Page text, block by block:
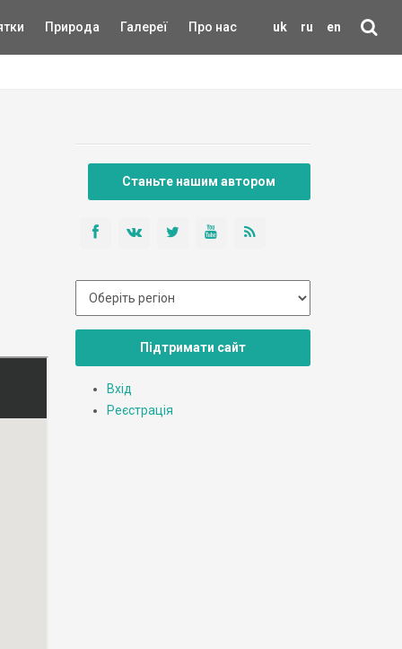
uk ru en
Природа Галереї Про нас
Станьте нашим автором
Підтримати сайт
Вхід
Реєстрація